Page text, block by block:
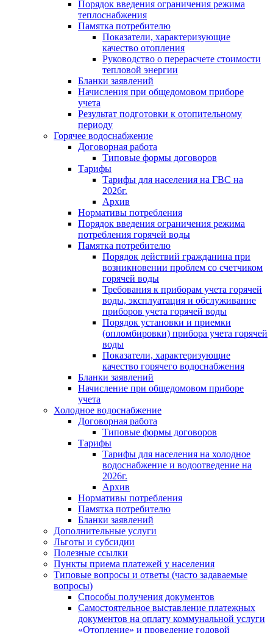
Порядок введения ограничения режима
теплоснабжения
Памятка потребителю
Показатели, характеризующие
качество отопления
Руководство о перерасчете стоимости
тепловой энергии
Бланки заявлений
Начисления при общедомовом приборе
учета
Результат подготовки к отопительному
периоду
Горячее водоснабжение
Договорная работа
Типовые формы договоров
Тарифы
Тарифы для населения на ГВС на
2026г.
Архив
Нормативы потребления
Порядок введения ограничения режима
потребления горячей воды
Памятка потребителю
Порядок действий гражданина при
возникновении проблем со счетчиком
горячей воды
Требования к приборам учета горячей
воды, эксплуатация и обслуживание
приборов учета горячей воды
Порядок установки и приемки
(опломбировки) прибора учета горячей
воды
Показатели, характеризующие
качество горячего водоснабжения
Бланки заявлений
Начисление при общедомовом приборе
учета
Холодное водоснабжение
Договорная работа
Типовые формы договоров
Тарифы
Тарифы для населения на холодное
водоснабжение и водоотведение на
2026г.
Архив
Нормативы потребления
Памятка потребителю
Бланки заявлений
Дополнительные услуги
Льготы и субсидии
Полезные ссылки
Пункты приема платежей у населения
Типовые вопросы и ответы (часто задаваемые
вопросы)
Способы получения документов
Самостоятельное выставление платежных
документов на оплату коммунальной услуги
«Отопление» и проведение годовой